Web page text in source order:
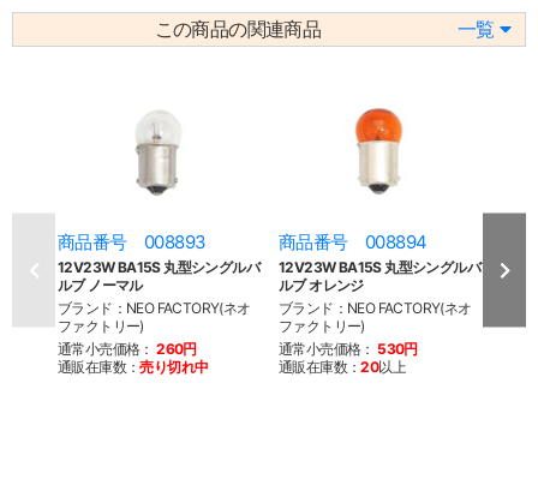
この商品の関連商品 一覧
商品番号 008893
12V23W BA15S 丸型シングルバ
ルブ ノーマル
ブランド：NEO FACTORY(ネオ
ファクトリー)
通常小売価格： 260円
通販在庫数：売り切れ中
商品番号 008894
12V23W BA15S 丸型シングルバ
ルブ オレンジ
ブランド：NEO FACTORY(ネオ
ファクトリー)
通常小売価格： 530円
通販在庫数：20以上
39～
ファ